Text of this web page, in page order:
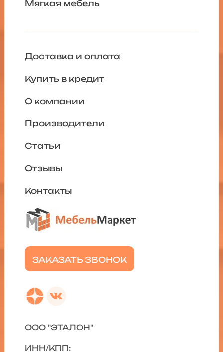
Мягкая мебель
ЗАКАЗАТЬ ЗВОНОК
Доставка и оплата
Купить в кредит
О компании
Производители
Статьи
Отзывы
Контакты
ООО "ЭТАЛОН"
ИНН/КПП: